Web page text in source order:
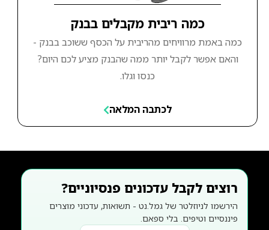
כמה ריבית מקבלים בבנק
כמה באמת מרוויחים מהריבית על הכסף ששוכב בבנק -
והאם אפשר לקבל יותר ממה שהבנק מציע לכם היום?
כנסו וגלו.
לכתבה המלאה
רוצים לקבל עדכונים פנסיוניים?
הירשמו לניוזלטר של גמל.נט - תשואות, עדכוני מוצרים
פיננסיים וטיפים. בלי ספאם.